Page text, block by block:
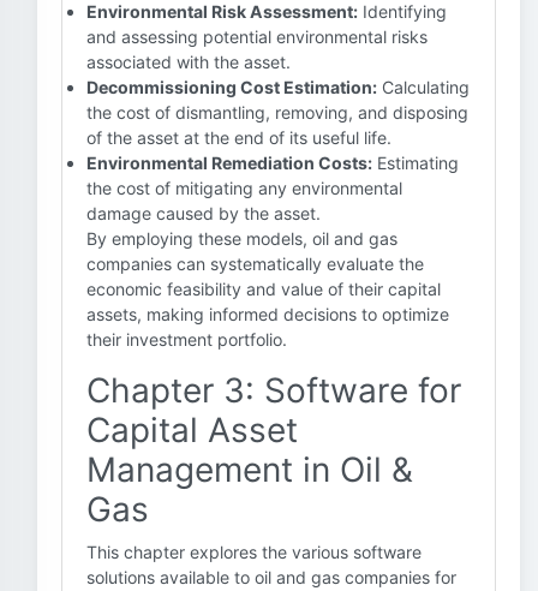
Environmental Risk Assessment: Identifying
and assessing potential environmental risks
associated with the asset.
Decommissioning Cost Estimation: Calculating
the cost of dismantling, removing, and disposing
of the asset at the end of its useful life.
Environmental Remediation Costs: Estimating
the cost of mitigating any environmental
damage caused by the asset.
By employing these models, oil and gas
companies can systematically evaluate the
economic feasibility and value of their capital
assets, making informed decisions to optimize
their investment portfolio.
Chapter 3: Software for
Capital Asset
Management in Oil &
Gas
This chapter explores the various software
solutions available to oil and gas companies for